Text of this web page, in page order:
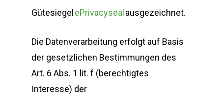
Gütesiegel ePrivacyseal ausgezeichnet.
Die Datenverarbeitung erfolgt auf Basis
der gesetzlichen Bestimmungen des
Art. 6 Abs. 1 lit. f (berechtigtes
Interesse) der